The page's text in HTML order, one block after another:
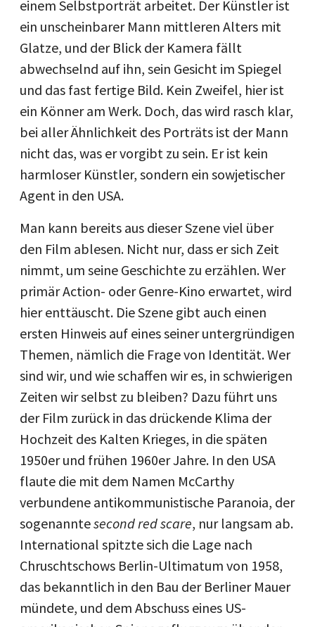
einem Selbstporträt arbeitet. Der Künstler ist
ein unscheinbarer Mann mittleren Alters mit
Glatze, und der Blick der Kamera fällt
abwechselnd auf ihn, sein Gesicht im Spiegel
und das fast fertige Bild. Kein Zweifel, hier ist
ein Könner am Werk. Doch, das wird rasch klar,
bei aller Ähnlichkeit des Porträts ist der Mann
nicht das, was er vorgibt zu sein. Er ist kein
harmloser Künstler, sondern ein sowjetischer
Agent in den USA.
Man kann bereits aus dieser Szene viel über
den Film ablesen. Nicht nur, dass er sich Zeit
nimmt, um seine Geschichte zu erzählen. Wer
primär Action- oder Genre-Kino erwartet, wird
hier enttäuscht. Die Szene gibt auch einen
ersten Hinweis auf eines seiner untergründigen
Themen, nämlich die Frage von Identität. Wer
sind wir, und wie schaffen wir es, in schwierigen
Zeiten wir selbst zu bleiben? Dazu führt uns
der Film zurück in das drückende Klima der
Hochzeit des Kalten Krieges, in die späten
1950er und frühen 1960er Jahre. In den USA
flaute die mit dem Namen McCarthy
verbundene antikommunistische Paranoia, der
sogenanntesecond red scare, nur langsam ab.
International spitzte sich die Lage nach
Chruschtschows Berlin-Ultimatum von 1958,
das bekanntlich in den Bau der Berliner Mauer
mündete, und dem Abschuss eines US-